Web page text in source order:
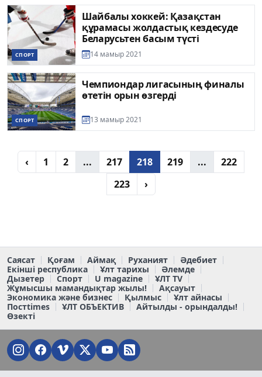
СПОРТ
Шайбалы хоккей: Қазақстан
құрамасы жолдастық кездесуде
Беларусьтен басым түсті
14 мамыр 2021
СПОРТ
Чемпиондар лигасының финалы
өтетін орын өзгерді
13 мамыр 2021
‹ 1 2 ... 217 218 219 ...
222
223
›
Саясат Қоғам Аймақ Руханият
Әдебиет
Екінші республика
Ұлт тарихы
Әлемде
Дызетер
Спорт U magazine
ҰЛТ TV
Жұмысшы мамандықтар жылы!
Ақсауыт
Экономика және бизнес
Қылмыс
Ұлт айнасы
Постtimes
ҰЛТ ОБЪЕКТИВ
Айтылды - орындалды!
Өзекті